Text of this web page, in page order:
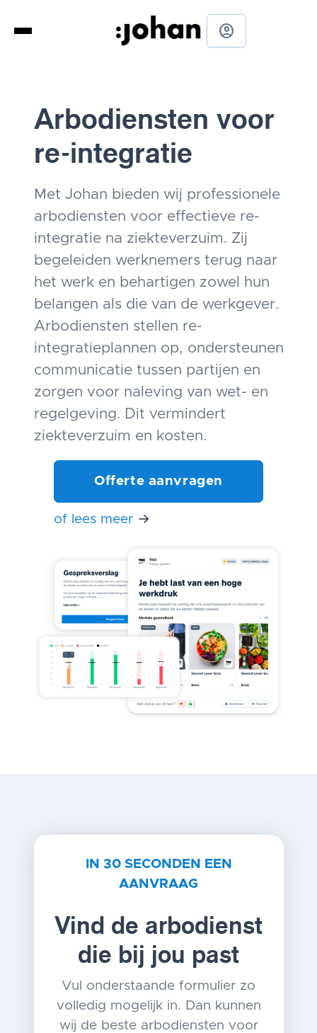
account_circle
Arbodiensten voor
re-integratie
Met Johan bieden wij professionele
arbodiensten voor effectieve re-
integratie na ziekteverzuim. Zij
begeleiden werknemers terug naar
het werk en behartigen zowel hun
belangen als die van de werkgever.
Arbodiensten stellen re-
integratieplannen op, ondersteunen
communicatie tussen partijen en
zorgen voor naleving van wet- en
regelgeving. Dit vermindert
ziekteverzuim en kosten.
Offerte aanvragen
of lees meer →
IN 30 SECONDEN EEN
AANVRAAG
Vind de arbodienst
die bij jou past
Vul onderstaande formulier zo
volledig mogelijk in. Dan kunnen
wij de beste arbodiensten voor